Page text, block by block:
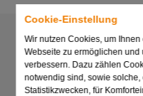
Cookie-Einstellung
Wir nutzen Cookies, um
Webseite zu ermöglichen
verbessern. Dazu zählen
notwendig sind, sowie
Statistikzwecken, für